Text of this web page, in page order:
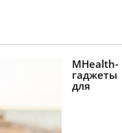
MHealth-
гаджеты
для